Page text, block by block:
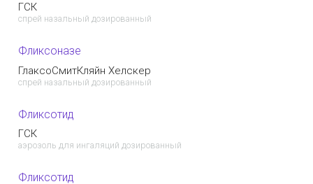
ГСК
спрей назальный дозированный
Фликсоназе
ГлаксоСмитКляйн Хелскер
спрей назальный дозированный
Фликсотид
ГСК
аэрозоль для ингаляций дозированный
Фликсотид